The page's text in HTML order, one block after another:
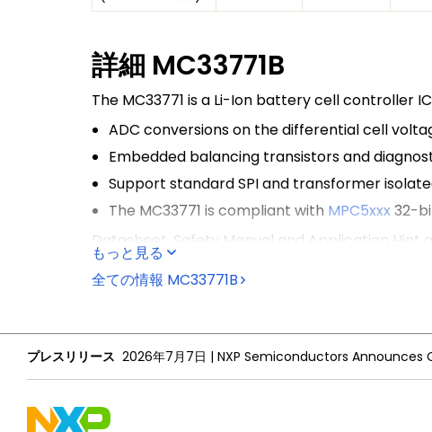
詳細 MC33771B
The MC33771 is a Li-Ion battery cell controller
ADC conversions on the differential cell
Embedded balancing transistors and
Support standard SPI and transformer
The MC33771 is compliant with MPC5xxx 32-
Datasheet, Safety Manual and Application
NXP Sales Office
もっと見る
全ての情報 MC33771B
プレスリリース 2026年7月7日 |